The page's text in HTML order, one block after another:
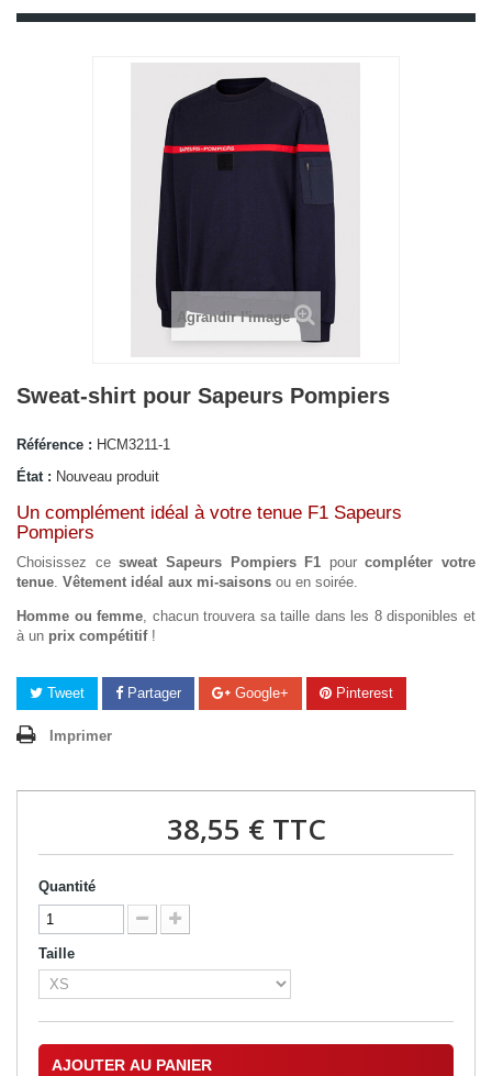
Agrandir l'image
Sweat-shirt pour Sapeurs Pompiers
Référence : HCM3211-1
État : Nouveau produit
Un complément idéal à votre tenue F1 Sapeurs
Pompiers
Choisissez cesweat Sapeurs Pompiers F1 pourcompléter votre
tenue. Vêtement idéal aux mi-saisons ou en soirée.
Homme ou femme, chacun trouvera sataille dans les 8 disponibles et
à un prix compétitif!
Tweet Partager Google+ Pinterest
Imprimer
38,55 €TTC
Quantité
Taille
AJOUTER AU PANIER